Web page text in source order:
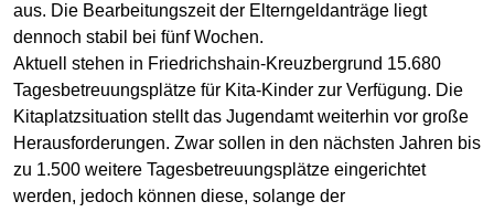
aus. Die Bearbeitungszeit der Elterngeldanträge liegt
dennoch stabil bei fünf Wochen.
Aktuell stehen in Friedrichshain-Kreuzbergrund 15.680
Tagesbetreuungsplätze für Kita-Kinder zur Verfügung. Die
Kitaplatzsituation stellt das Jugendamt weiterhin vor große
Herausforderungen. Zwar sollen in den nächsten Jahren bis
zu 1.500 weitere Tagesbetreuungsplätze eingerichtet
werden, jedoch können diese, solange der